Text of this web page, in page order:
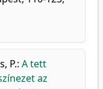
P.: A tett
az